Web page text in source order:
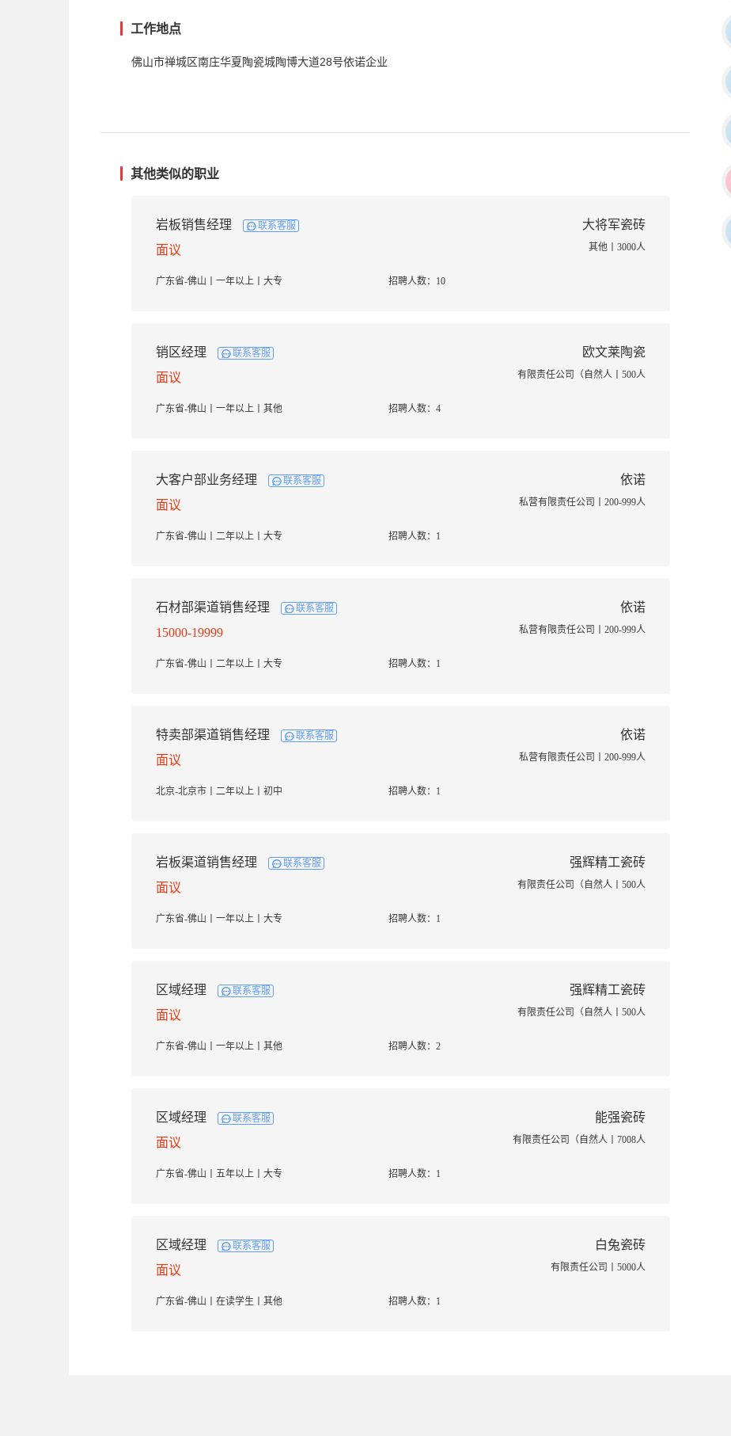
工作地点
佛山市禅城区南庄华夏陶瓷城陶博大道28号依诺企业
其他类似的职业
岩板销售经理 联系客服
面议
大将军瓷砖
其他丨3000人
广东省-佛山丨一年以上丨大专 招聘人数：10
销区经理 联系客服
面议
欧文莱陶瓷
有限责任公司（自然人丨500人
广东省-佛山丨一年以上丨其他 招聘人数：4
大客户部业务经理 联系客服
面议
依诺
私营有限责任公司丨200-999人
广东省-佛山丨二年以上丨大专 招聘人数：1
石材部渠道销售经理 联系客服
15000-19999
依诺
私营有限责任公司丨200-999人
广东省-佛山丨二年以上丨大专 招聘人数：1
特卖部渠道销售经理 联系客服
面议
依诺
私营有限责任公司丨200-999人
北京-北京市丨二年以上丨初中 招聘人数：1
岩板渠道销售经理 联系客服
面议
强辉精工瓷砖
有限责任公司（自然人丨500人
广东省-佛山丨一年以上丨大专 招聘人数：1
区域经理 联系客服
面议
强辉精工瓷砖
有限责任公司（自然人丨500人
广东省-佛山丨一年以上丨其他 招聘人数：2
区域经理 联系客服
面议
能强瓷砖
有限责任公司（自然人丨7008人
广东省-佛山丨五年以上丨大专 招聘人数：1
区域经理 联系客服
面议
白兔瓷砖
有限责任公司丨5000人
广东省-佛山丨在读学生丨其他 招聘人数：1